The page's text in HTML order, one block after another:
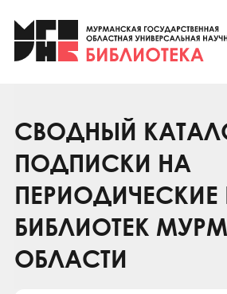
Клуб «Гиря и
Клуб «Семейный
Коллегам
Контакты
СВОДНЫЙ
ПОДПИСКИ НА
ПЕРИОДИЧЕСКИЕ
БИБЛИОТЕК
ОБЛАСТИ